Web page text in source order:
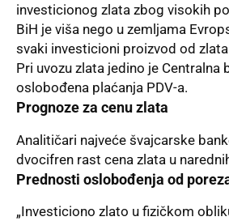
investicionog zlata zbog visokih
BiH je viša nego u zemljama
svaki investicioni proizvod od
Pri uvozu zlata jedino je Centralna
oslobođena plaćanja PDV-a.
Prognoze za cenu zlata
Analitičari najveće švajcarske
dvocifren rast cena zlata u
Prednosti oslobođenja od
„Investiciono zlato u fizičkom